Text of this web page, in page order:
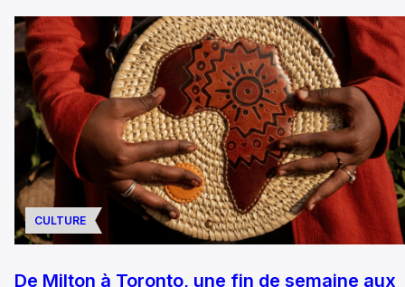
CULTURE
De Milton à Toronto, une fin de semaine aux